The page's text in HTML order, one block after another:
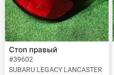
Стоп правый
#39602
SUBARU LEGACY LANCASTER